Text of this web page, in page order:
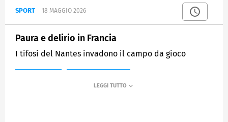
SPORT 18 MAGGIO 2026
Paura e delirio in Francia
I tifosi del Nantes invadono il campo da gioco